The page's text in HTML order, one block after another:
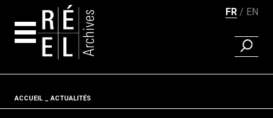
FR EN
Fil d'ariane
ACCUEIL ACTUALITÉS